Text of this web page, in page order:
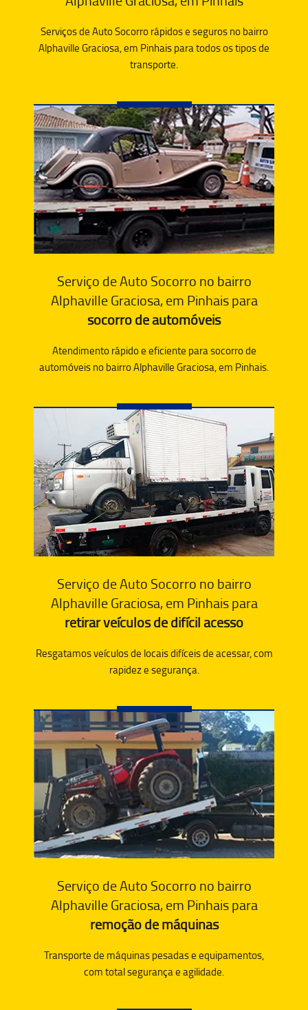
Serviços de Auto Socorro rápidos e seguros no bairro
Alphaville Graciosa, em Pinhais para todos os tipos de
transporte.
Serviço de Auto Socorro no bairro
Alphaville Graciosa, em Pinhais para
socorro de automóveis
Atendimento rápido e eficiente para socorro de
automóveis no bairro Alphaville Graciosa, em Pinhais.
Serviço de Auto Socorro no bairro
Alphaville Graciosa, em Pinhais para
retirar veículos de difícil acesso
Resgatamos veículos de locais difíceis de acessar, com
rapidez e segurança.
Serviço de Auto Socorro no bairro
Alphaville Graciosa, em Pinhais para
remoção de máquinas
Transporte de máquinas pesadas e equipamentos,
com total segurança e agilidade.